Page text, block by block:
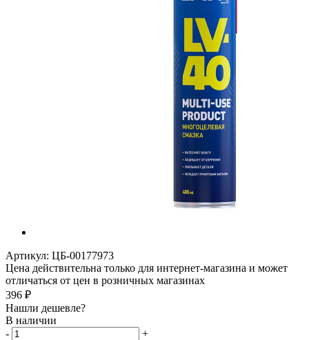
Артикул: ЦБ-00177973
Цена действительна только для интернет-магазина и может
отличаться от цен в розничных магазинах
396 ₽
Нашли дешевле?
В наличии
-
+